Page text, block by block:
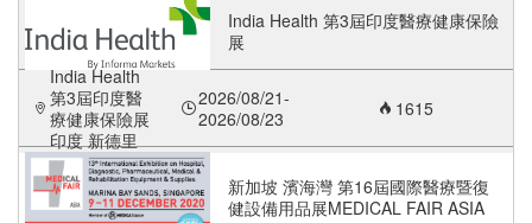
India Health 第3屆印度醫療健康保險
展
India Health
第3屆印度醫
療健康保險展
印度 新德里
2026/08/21-
2026/08/23
1615
新加坡 濱海灣 第16屆國際醫療暨復
健設備用品展MEDICAL FAIR ASIA